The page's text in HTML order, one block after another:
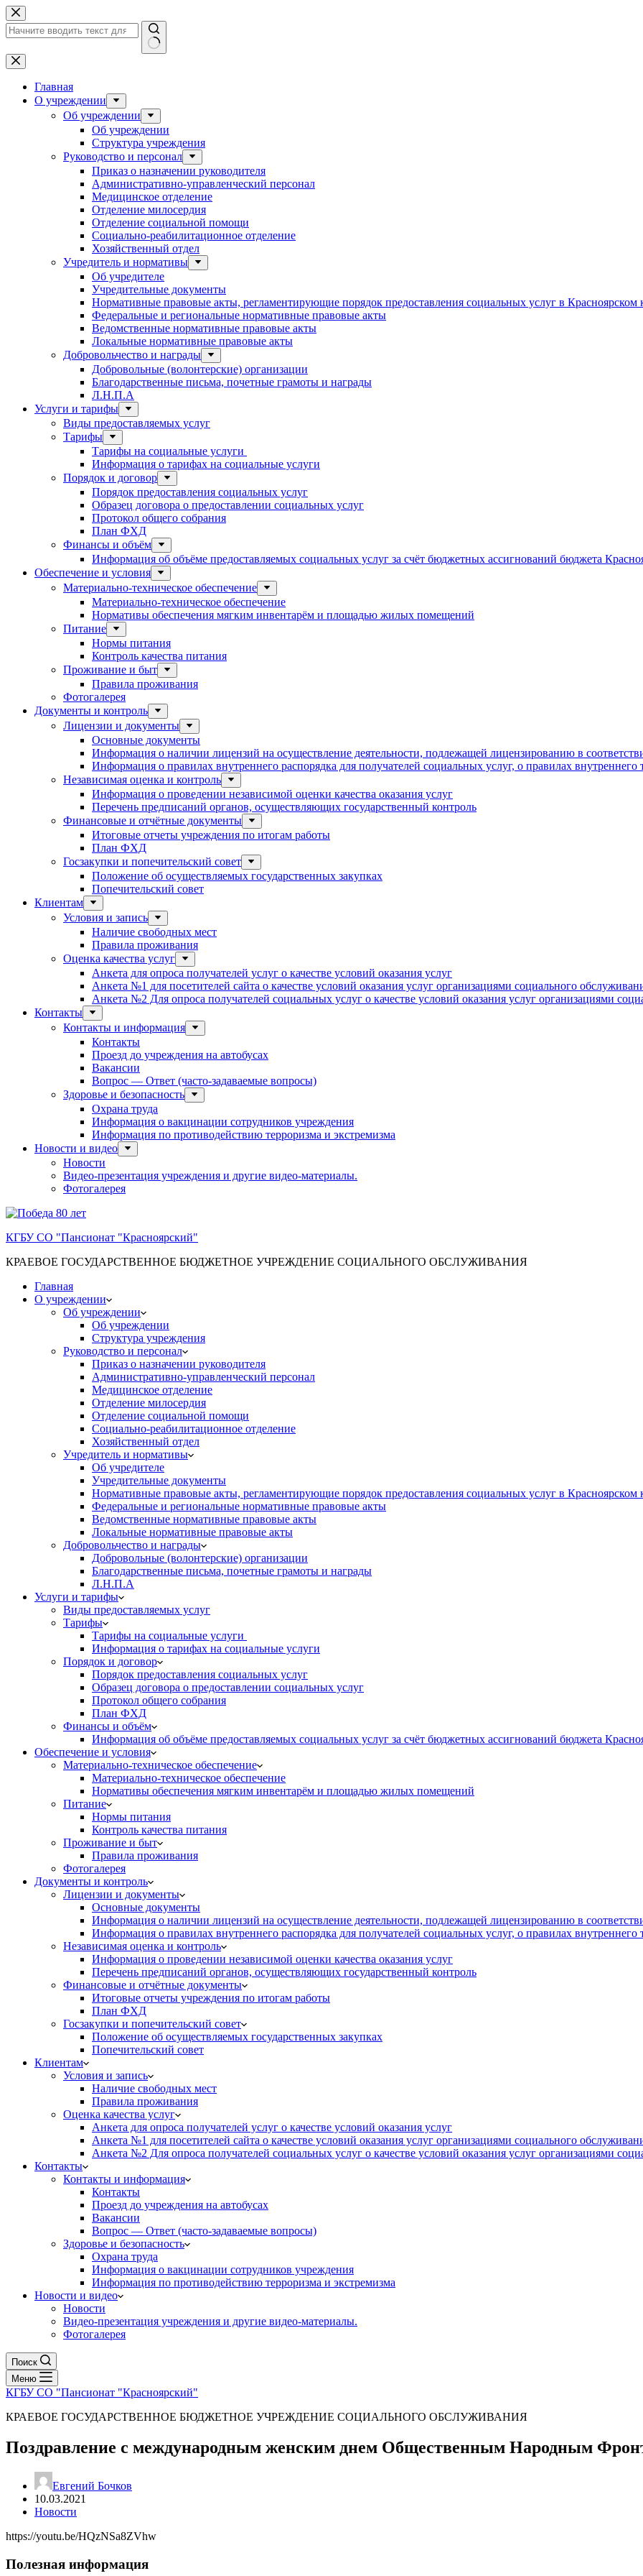
Перейти
к
сути
Ничего
не
найденоГлавная
О учреждении
Об учреждении
Об учреждении
Структура учреждения
Руководство и персонал
Приказ о назначении руководителя
Административно-управленческий персонал
Медицинское отделение
Отделение милосердия
Отделение социальной помощи
Социально-реабилитационное отделение
Хозяйственный отдел
Учредитель и нормативы
Об учредителе
Учредительные документы
Нормативные правовые акты, регламентирующие порядок предоставления социальных услуг в Красноярском
Федеральные и региональные нормативные правовые акты
Ведомственные нормативные правовые акты
Локальные нормативные правовые акты
Добровольчество и награды
Добровольные (волонтерские) организации
Благодарственные письма, почетные грамоты и награды
Л.Н.П.А
Услуги и тарифы
Виды предоставляемых услуг
Тарифы
Тарифы на социальные услуги
Информация о тарифах на социальные услуги
Порядок и договор
Порядок предоставления социальных услуг
Образец договора о предоставлении социальных услуг
Протокол общего собрания
План ФХД
Финансы и объём
Информация об объёме предоставляемых социальных услуг за счёт бюджетных ассигнований бюджета
Обеспечение и условия
Материально-техническое обеспечение
Материально-техническое обеспечение
Нормативы обеспечения мягким инвентарём и площадью жилых помещений
Питание
Нормы питания
Контроль качества питания
Проживание и быт
Правила проживания
Фотогалерея
Документы и контроль
Лицензии и документы
Основные документы
Информация о наличии лицензий на осуществление деятельности, подлежащей лицензированию в
Информация о правилах внутреннего распорядка для получателей социальных услуг, о правилах внутреннего
Независимая оценка и контроль
Информация о проведении независимой оценки качества оказания услуг
Перечень предписаний органов, осуществляющих государственный контроль
Финансовые и отчётные документы
Итоговые отчеты учреждения по итогам работы
План ФХД
Госзакупки и попечительский совет
Положение об осуществляемых государственных закупках
Попечительский совет
Клиентам
Условия и запись
Наличие свободных мест
Правила проживания
Оценка качества услуг
Анкета для опроса получателей услуг о качестве условий оказания услуг
Анкета №1 для посетителей сайта о качестве условий оказания услуг организациями социального
Анкета №2 Для опроса получателей социальных услуг о качестве условий оказания услуг организациями
Контакты
Контакты и информация
Контакты
Проезд до учреждения на автобусах
Вакансии
Вопрос — Ответ (часто-задаваемые вопросы)
Здоровье и безопасность
Охрана труда
Информация о вакцинации сотрудников учреждения
Информация по противодействию терроризма и экстремизма
Новости и видео
Новости
Видео-презентация учреждения и другие видео-материалы.
Фотогалерея
КГБУ СО "Пансионат "Красноярский"
КРАЕВОЕ ГОСУДАРСТВЕННОЕ БЮДЖЕТНОЕ УЧРЕЖДЕНИЕ СОЦИАЛЬНОГО ОБСЛУЖИВАНИЯ
Главная
О учреждении
Об учреждении
Об учреждении
Структура учреждения
Руководство и персонал
Приказ о назначении руководителя
Административно-управленческий персонал
Медицинское отделение
Отделение милосердия
Отделение социальной помощи
Социально-реабилитационное отделение
Хозяйственный отдел
Учредитель и нормативы
Об учредителе
Учредительные документы
Нормативные правовые акты, регламентирующие порядок предоставления социальных услуг в Красноярском
Федеральные и региональные нормативные правовые акты
Ведомственные нормативные правовые акты
Локальные нормативные правовые акты
Добровольчество и награды
Добровольные (волонтерские) организации
Благодарственные письма, почетные грамоты и награды
Л.Н.П.А
Услуги и тарифы
Виды предоставляемых услуг
Тарифы
Тарифы на социальные услуги
Информация о тарифах на социальные услуги
Порядок и договор
Порядок предоставления социальных услуг
Образец договора о предоставлении социальных услуг
Протокол общего собрания
План ФХД
Финансы и объём
Информация об объёме предоставляемых социальных услуг за счёт бюджетных ассигнований бюджета
Обеспечение и условия
Материально-техническое обеспечение
Материально-техническое обеспечение
Нормативы обеспечения мягким инвентарём и площадью жилых помещений
Питание
Нормы питания
Контроль качества питания
Проживание и быт
Правила проживания
Фотогалерея
Документы и контроль
Лицензии и документы
Основные документы
Информация о наличии лицензий на осуществление деятельности, подлежащей лицензированию в
Информация о правилах внутреннего распорядка для получателей социальных услуг, о правилах внутреннего
Независимая оценка и контроль
Информация о проведении независимой оценки качества оказания услуг
Перечень предписаний органов, осуществляющих государственный контроль
Финансовые и отчётные документы
Итоговые отчеты учреждения по итогам работы
План ФХД
Госзакупки и попечительский совет
Положение об осуществляемых государственных закупках
Попечительский совет
Клиентам
Условия и запись
Наличие свободных мест
Правила проживания
Оценка качества услуг
Анкета для опроса получателей услуг о качестве условий оказания услуг
Анкета №1 для посетителей сайта о качестве условий оказания услуг организациями социального
Анкета №2 Для опроса получателей социальных услуг о качестве условий оказания услуг организациями
Контакты
Контакты и информация
Контакты
Проезд до учреждения на автобусах
Вакансии
Вопрос — Ответ (часто-задаваемые вопросы)
Здоровье и безопасность
Охрана труда
Информация о вакцинации сотрудников учреждения
Информация по противодействию терроризма и экстремизма
Новости и видео
Новости
Видео-презентация учреждения и другие видео-материалы.
Фотогалерея
Поиск
Меню
КГБУ СО "Пансионат "Красноярский"
КРАЕВОЕ ГОСУДАРСТВЕННОЕ БЮДЖЕТНОЕ УЧРЕЖДЕНИЕ СОЦИАЛЬНОГО ОБСЛУЖИВАНИЯ
Поздравление с международным женским днем Общественным Народным
Евгений Бочков
10.03.2021
Новости
https://youtu.be/HQzNSa8ZVhw
Полезная информация